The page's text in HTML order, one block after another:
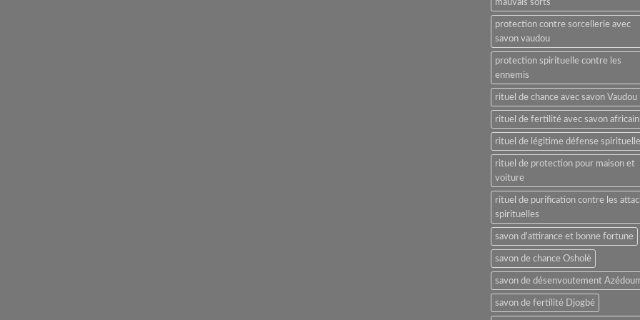
mauvais sorts
protection contre sorcellerie avec
savon vaudou
protection spirituelle contre les
ennemis
rituel de chance avec savon Vaudou
rituel de fertilité avec savon africain
rituel de légitime défense spirituelle
rituel de protection pour maison et
voiture
rituel de purification contre les
spirituelles
savon d'attirance et bonne fortune
savon de chance Osholè
savon de désenvoutement
savon de fertilité Djogbé